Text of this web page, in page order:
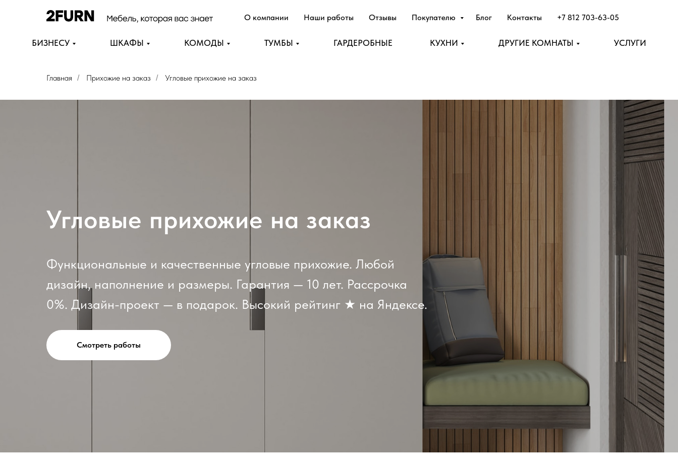
О компании Наши работы Отзывы Покупателю Блог Контакты +7 812 703-63-05
БИЗНЕСУ ШКАФЫ КОМОДЫ ТУМБЫ ГАРДЕРОБНЫЕ КУХНИ ДРУГИЕ КОМНАТЫ УСЛУГИ
Главная / Прихожие на заказ / Угловые прихожие на заказ
Угловые прихожие на заказ
Функциональные и качественные угловые прихожие. Любой
дизайн, наполнение и размеры. Гарантия — 10 лет. Рассрочка
0%. Дизайн-проект — в подарок. Высокий рейтинг ★ на Яндексе.
Смотреть работы